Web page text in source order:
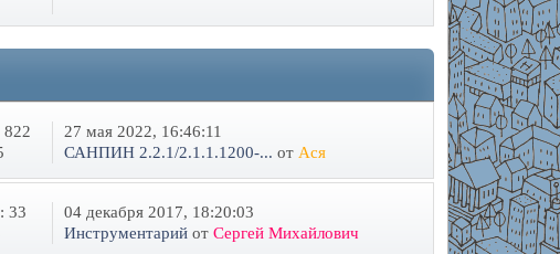
27 мая 2022, 16:46:11
САНПИН 2.2.1/2.1.1.1200-... от Ася
33
04 декабря 2017, 18:20:03
Инструментарийот Сергей Михайлович